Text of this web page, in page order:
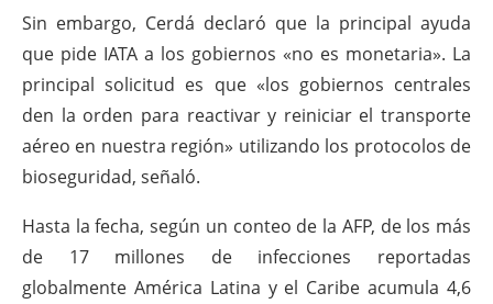
Sin embargo, Cerdá declaró que la principal ayuda
que pide IATA a los gobiernos «no es monetaria». La
principal solicitud es que «los gobiernos centrales
den la orden para reactivar y reiniciar el transporte
aéreo en nuestra región» utilizando los protocolos de
bioseguridad, señaló.
Hasta la fecha, según un conteo de la AFP, de los más
de 17 millones de infecciones reportadas
globalmente América Latina y el Caribe acumula 4,6